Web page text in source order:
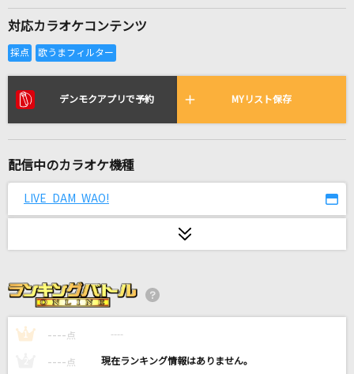
リアルタイムで歌われている曲の一覧
感電(ビデオクリップバージョン)
Happiness
RPG
SEKAI NO OWARI(世界の終わり)
対応カラオケコンテンツ
デンモクアプリで予約 MYリスト保存
配信中のカラオケ機種
LIVE DAM WAO!
1 ---- 点 ----
---- 点 ----